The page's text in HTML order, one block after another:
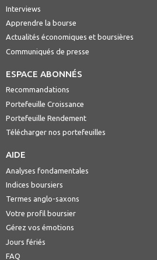
Interviews
Apprendre la bourse
Actualités économiques et boursières
Communiqués de presse
ESPACE ABONNÉS
Recommandations
Portefeuille Croissance
Portefeuille Rendement
Télécharger nos portefeuilles
AIDE
Analyses fondamentales
Indices boursiers
Termes anglo-saxons
Votre profil boursier
Gérez vos émotions
Jours fériés
FAQ